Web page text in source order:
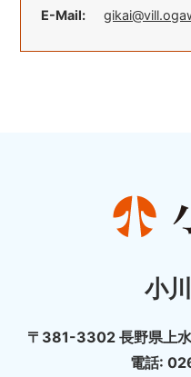
E-Mail:
小
〒381-3302 長野県上
電話: